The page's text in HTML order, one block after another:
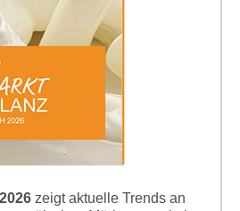
zeigt aktuelle Trends an